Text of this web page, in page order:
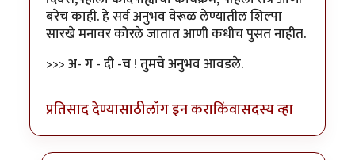
बरेच काही. हे सर्व अनुभव वेरूळ लेण्यातील शिल्पा
सारखे मनावर कोरले जातात आणी कधीच पुसत नाहीत.
>>> अ- ग - दी -च ! तुमचे अनुभव आवडले.
प्रतिसाद देण्यासाठीलॉग इन कराकिंवासदस्य व्हा